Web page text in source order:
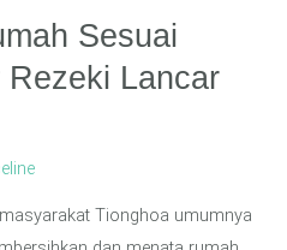
Sesuai
Rezeki Lancar
Tionghoa umumnya